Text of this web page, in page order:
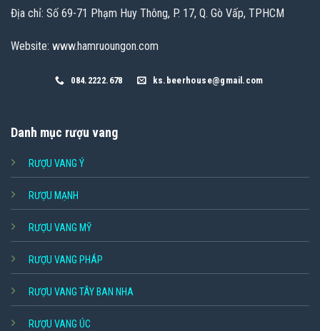
Địa chỉ: Số 69-71 Phạm Huy Thông, P. 17, Q. Gò Vấp, TPHCM
Website: www.hamruoungon.com
084.2222.678 ks.beerhouse@gmail.com
Danh mục rượu vang
RƯỢU VANG Ý
RƯỢU MẠNH
RƯỢU VANG MỸ
RƯỢU VANG PHÁP
RƯỢU VANG TÂY BAN NHA
RƯỢU VANG ÚC